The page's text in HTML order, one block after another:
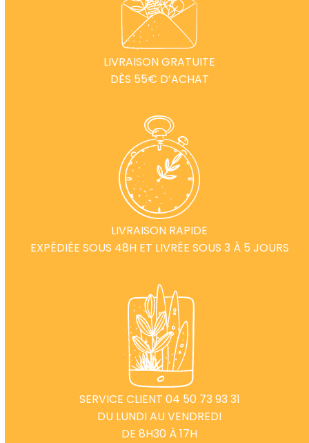
LIVRAISON GRATUITE
DÈS 55€ D’ACHAT
LIVRAISON RAPIDE
EXPÉDIÉE SOUS 48H ET LIVRÉE SOUS 3 À 5 JOURS
SERVICE CLIENT 04 50 73 93 31
DU LUNDI AU VENDREDI
DE 8H30 À 17H